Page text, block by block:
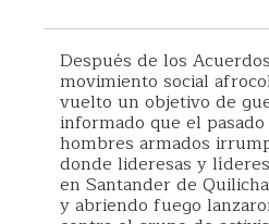
Después de los
movimiento social
vuelto un objetivo de
informado que el
hombres armados
donde lideresas y
en Santander de
y abriendo fuego